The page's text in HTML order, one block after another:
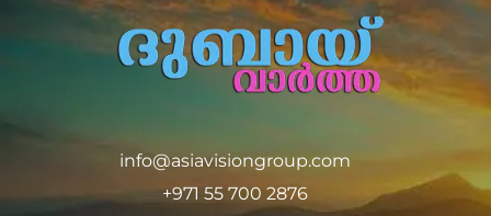
info@asiavisiongroup.com
+971 55 700 2876